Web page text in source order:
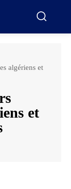
algériens et
et